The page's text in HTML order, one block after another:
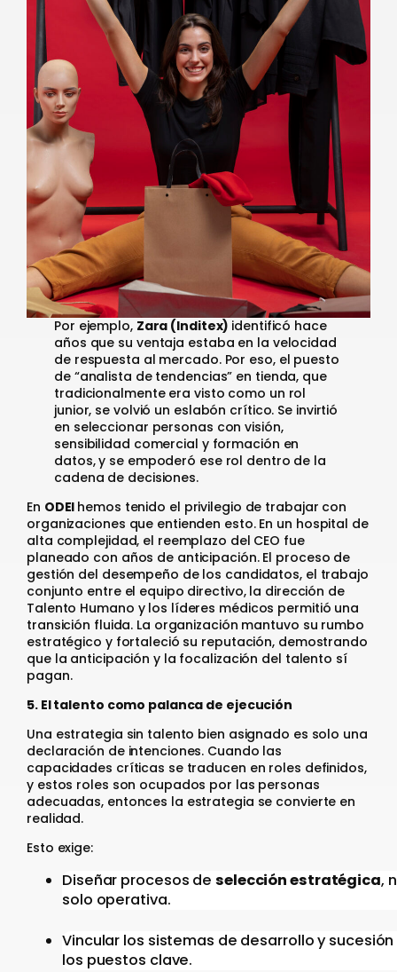
Por ejemplo, Zara (Inditex) identificó hace
años que su ventaja estaba en la velocidad
de respuesta al mercado. Por eso, el puesto
de “analista de tendencias” en tienda, que
tradicionalmente era visto como un rol
junior, se volvió un eslabón crítico. Se invirtió
en seleccionar personas con visión,
sensibilidad comercial y formación en
datos, y se empoderó ese rol dentro de la
cadena de decisiones.
En ODEI hemos tenido el privilegio de trabajar con
organizaciones que entienden esto. En un hospital de
alta complejidad, el reemplazo del CEO fue
planeado con años de anticipación. El proceso de
gestión del desempeño de los candidatos, el trabajo
conjunto entre el equipo directivo, la dirección de
Talento Humano y los líderes médicos permitió una
transición fluida. La organización mantuvo su rumbo
estratégico y fortaleció su reputación, demostrando
que la anticipación y la focalización del talento sí
pagan.
5. El talento como palanca de ejecución
Una estrategia sin talento bien asignado es solo una
declaración de intenciones. Cuando las
capacidades críticas se traducen en roles definidos,
y estos roles son ocupados por las personas
adecuadas, entonces la estrategia se convierte en
realidad.
Esto exige:
Diseñar procesos de selección estratégica,
solo operativa.
Vincular los sistemas de desarrollo y sucesión
los puestos clave.